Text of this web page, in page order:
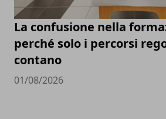
La confusione nella
perché solo i percorsi
contano
01/08/2026